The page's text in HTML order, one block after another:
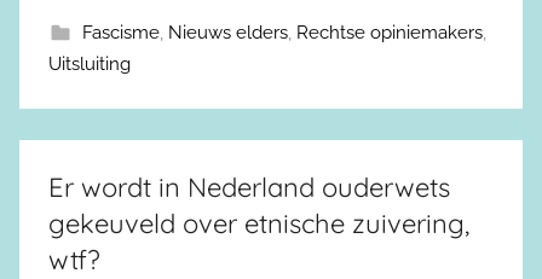
Fascisme, Nieuws elders, Rechtse opiniemakers,
Uitsluiting
Er wordt in Nederland ouderwets
gekeuveld over etnische zuivering,
wtf?